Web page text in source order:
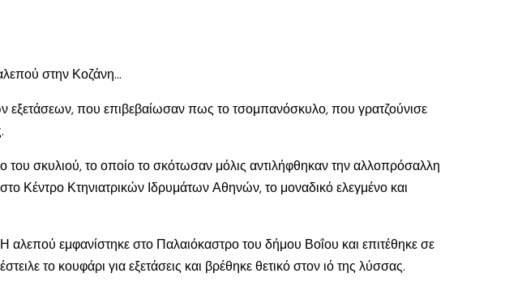
στην Κοζάνη…
εξετάσεων, που επιβεβαίωσαν πως το τσομπανόσκυλο, που γρατζούνισε
σκυλιού, το οποίο το σκότωσαν μόλις αντιλήφθηκαν την αλλοπρόσαλλη
Κέντρο Κτηνιατρικών Ιδρυμάτων Αθηνών, το μοναδικό ελεγμένο και
εμφανίστηκε στο Παλαιόκαστρο του δήμου Βοΐου και επιτέθηκε σε
το κουφάρι για εξετάσεις και βρέθηκε θετικό στον ιό της λύσσας.